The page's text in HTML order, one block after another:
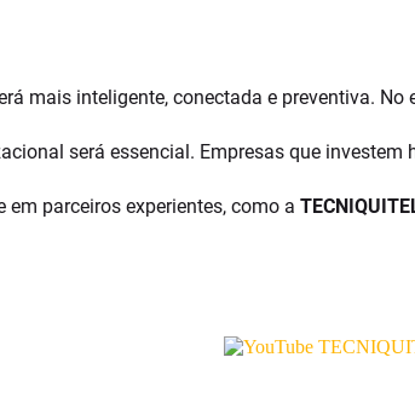
mais inteligente, conectada e preventiva.
será essencial. Empresas que
em parceiros experientes, como a